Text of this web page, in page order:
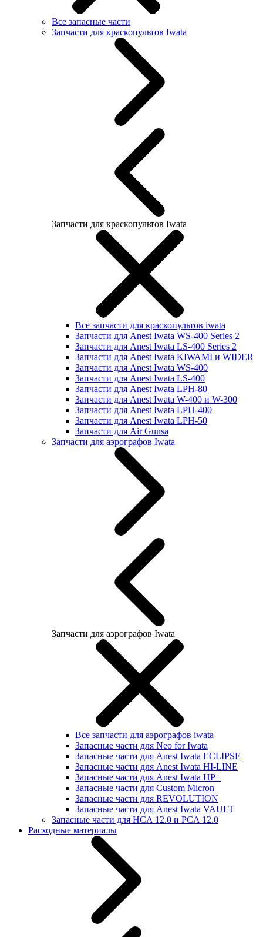
Все запасные части
Запчасти для краскопультов Iwata
Запчасти для краскопультов Iwata
Все запчасти для краскопультов iwata
Запчасти для Anest Iwata WS-400 Series 2
Запчасти для Anest Iwata LS-400 Series 2
Запчасти для Anest Iwata KIWAMI и WIDER
Запчасти для Anest Iwata WS-400
Запчасти для Anest Iwata LS-400
Запчасти для Anest Iwata LPH-80
Запчасти для Anest Iwata W-400 и W-300
Запчасти для Anest Iwata LPH-400
Запчасти для Anest Iwata LPH-50
Запчасти для Air Gunsa
Запчасти для аэрографов Iwata
Запчасти для аэрографов Iwata
Все запчасти для аэрографов iwata
Запасные части для Neo for Iwata
Запасные части для Anest Iwata ECLIPSE
Запасные части для Anest Iwata HI-LINE
Запасные части для Anest Iwata HP+
Запасные части для Custom Micron
Запасные части для REVOLUTION
Запасные части для Anest Iwata VAULT
Запасные части для HCA 12.0 и PCA 12.0
Расходные материалы